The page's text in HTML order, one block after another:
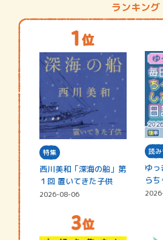
ランキング
特集
西川美和「深海の船」第
１回 置いてきた子供
2026-08-06
読
ゆ
ら